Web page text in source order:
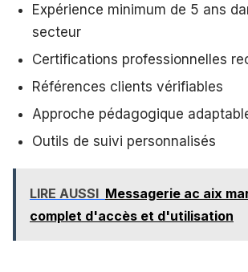
Expérience minimum de 5 ans
secteur
Certifications professionnelles
Références clients vérifiables
Approche pédagogique
Outils de suivi personnalisés
LIRE AUSSI Messagerie ac aix
complet d'accès et d'utilisation